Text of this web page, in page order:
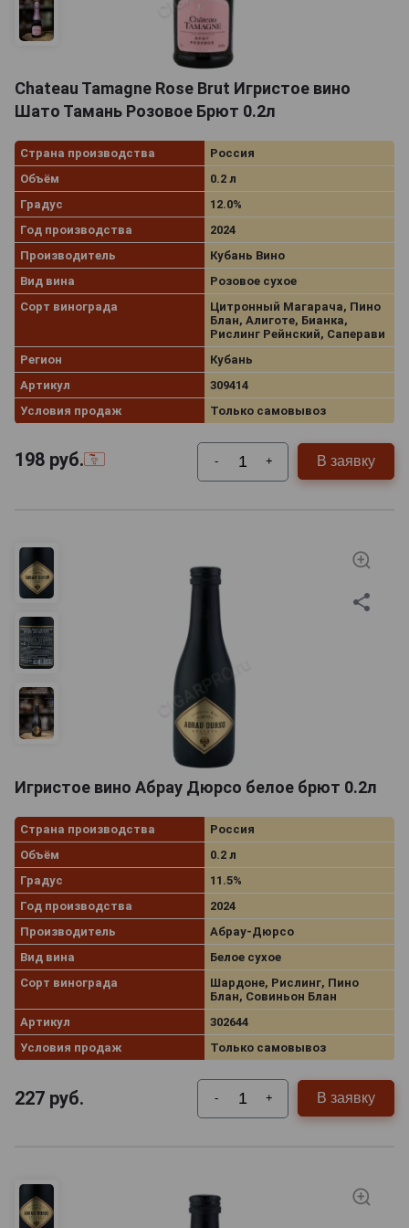
Chateau Tamagne Rose Brut Игристое вино
Шато Тамань Розовое Брют 0.2л
Страна производства
Россия
Объём
0.2 л
Градус
12.0%
Год производства
2024
Производитель
Кубань Вино
Вид вина
Розовое сухое
Сорт винограда
Цитронный Магарача, Пино
Блан, Алиготе, Бианка,
Рислинг Рейнский, Саперави
Регион
Кубань
Артикул
309414
Условия продаж
Только самовывоз
198 руб. - + В заявку
Игристое вино Абрау Дюрсо белое брют 0.2л
Страна производства
Россия
Объём
0.2 л
Градус
11.5%
Год производства
2024
Производитель
Абрау-Дюрсо
Вид вина
Белое сухое
Сорт винограда
Шардоне, Рислинг, Пино
Блан, Совиньон Блан
Артикул
302644
Условия продаж
Только самовывоз
227 руб. - + В заявку